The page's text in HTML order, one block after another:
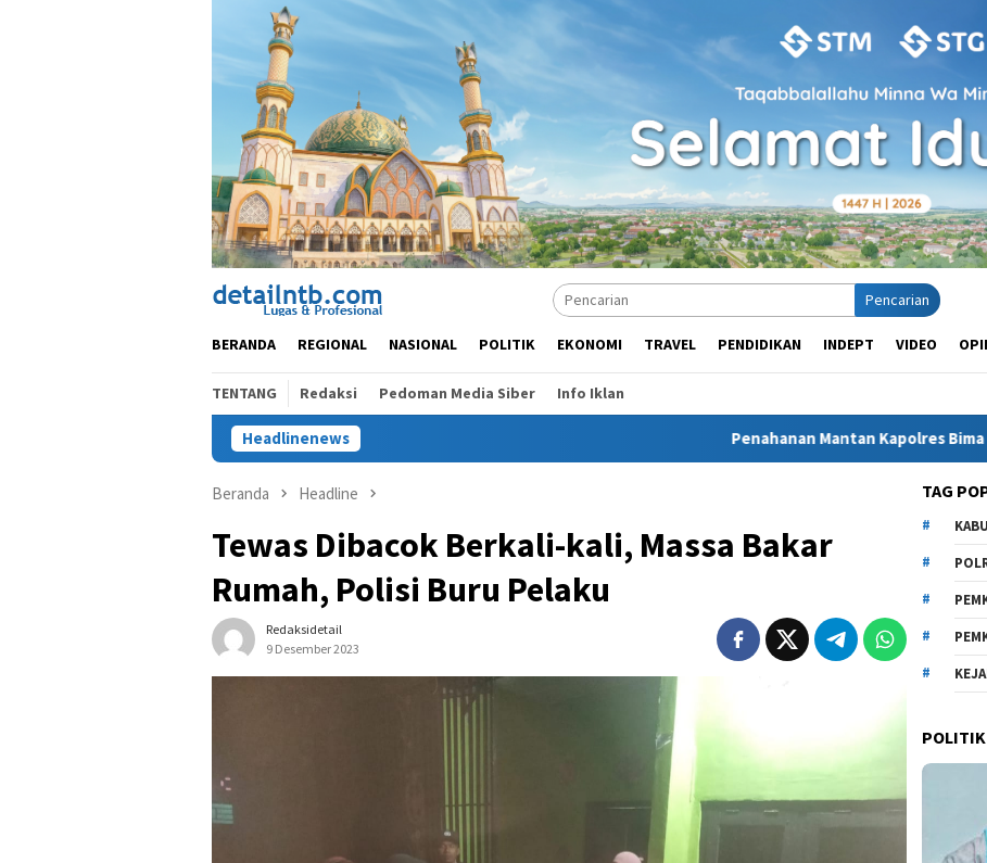
Pencarian
BERANDA REGIONAL NASIONAL POLITIK EKONOMI TRAVEL PENDIDIKAN INDEPT VIDEO
TENTANG Redaksi Pedoman Media Siber Info Iklan
Headlinenews Penahanan Mantan Kapolres Bima Kota di Brimob
Beranda Headline
Tewas Dibacok Berkali-kali, Massa Bakar
Rumah, Polisi Buru Pelaku
Redaksidetail
9 Desember 2023
TAG
POLITIK